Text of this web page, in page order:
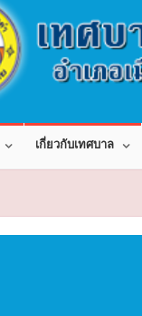
เกี่ยวกับเทศบาล